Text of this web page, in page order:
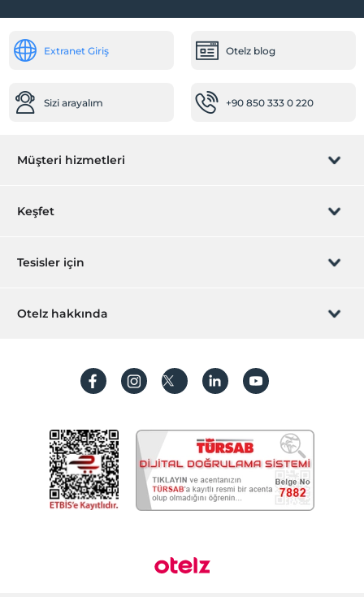
Mescit
Sigara içilmeyen odalar
24 saat açık resepsiyon
Extranet Giriş Otelz blog
Sizi arayalım +90 850 333 0 220
Müşteri hizmetleri
Rezervasyon yönet
Sıkça sorulan sorular
İşlem rehberi
Keşfet
Hediye Kart
Hesap oluştur
Tesisler için
Hemen tesisinizi ekleyin
Otelz hakkında
Koşullar ve şartlar
Aydınlatma metni